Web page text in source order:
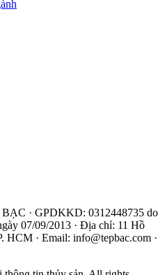
· GPDKKD: 0312448735 do
07/09/2013 · Địa chỉ: 11 Hồ
HCM · Email: info@tepbac.com ·